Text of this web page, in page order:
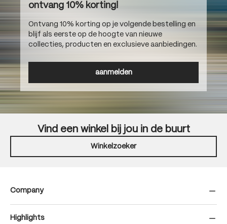
ontvang 10% korting!
Ontvang 10% korting op je volgende bestelling en
blijf als eerste op de hoogte van nieuwe
collecties, producten en exclusieve aanbiedingen.
aanmelden
Vind een winkel bij jou in de buurt
Winkelzoeker
Company
Highlights